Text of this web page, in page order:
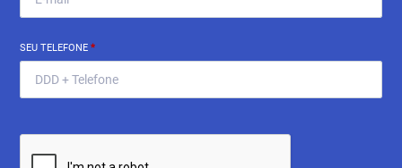
SEU TELEFONE*